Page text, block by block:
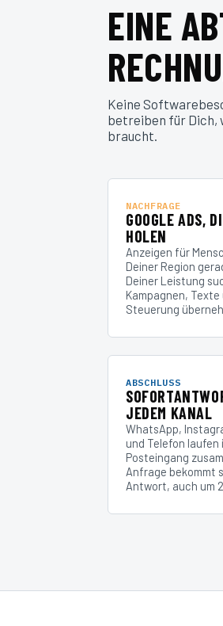
EINE
Keine
betreiben für Dich,
braucht.
NACHFRAGE
GOOGLE ADS,
HOLEN
Anzeigen für
Deiner Region
Deiner Leistung
Kampagnen, Texte
Steuerung
ABSCHLUSS
JEDEM KANAL
WhatsApp,
und Telefon laufen
Posteingang
Anfrage bekommt
Antwort, auch um